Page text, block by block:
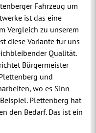
Fahrzeug um
ist das eine
Vergleich zu unserem
diese Variante für uns
Qualität.
Bürgermeister
und
wo es Sinn
Plettenberg hat
den Bedarf. Das ist ein